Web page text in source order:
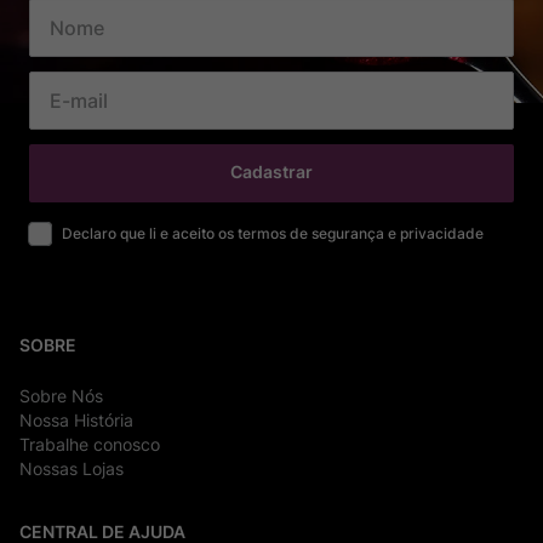
Cadastrar
Declaro que li e aceito os termos de segurança e privacidade
SOBRE
Sobre Nós
Nossa História
Trabalhe conosco
Nossas Lojas
CENTRAL DE AJUDA